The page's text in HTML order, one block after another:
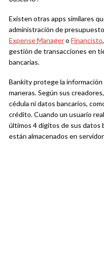
Existen otras apps similares
administración de
Expense Managero Financisto
gestión de transacciones en
bancarias.
Bankity protege la
maneras. Según sus
cédula ni datos bancarios,
crédito. Cuando un usuario
últimos 4 dígitos de sus datos
están almacenados en